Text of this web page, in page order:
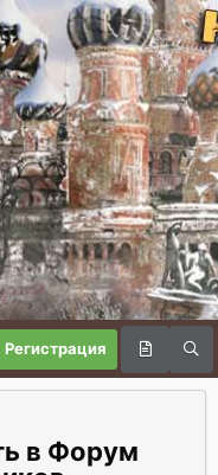
Регистрация
Форум